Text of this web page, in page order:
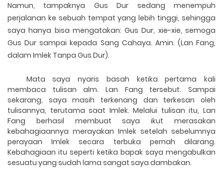
Namun, tampaknya Gus Dur sedang menempuh
perjalanan ke sebuah tempat yang lebih tinggi, sehingga
saya hanya bisa mengatakan: Gus Dur, xie-xie, semoga
Gus Dur sampai kepada Sang Cahaya. Amin. (Lan Fang,
dalam Imlek Tanpa Gus Dur).
Mata saya nyaris basah ketika pertama kali
membaca tulisan alm. Lan Fang tersebut. Sampai
sekarang, saya masih terkenang dan terkesan oleh
tulisannya, terutama saat Imlek. Melalui tulisan itu, Lan
Fang berhasil membuat saya ikut merasakan
kebahagiaannya merayakan Imlek setelah sebelumnya
perayaan Imlek secara terbuka pernah dilarang.
Kebahagiaan itu seperti ketika bapak saya mengabulkan
sesuatu yang sudah lama sangat saya dambakan.